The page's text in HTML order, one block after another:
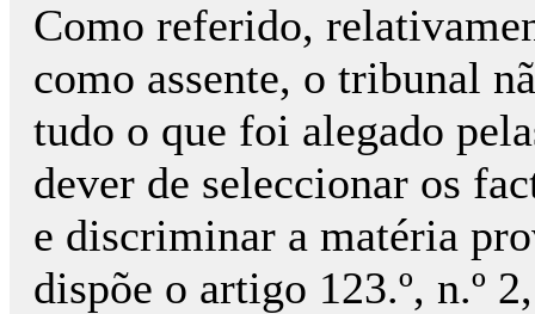
Como referido,
como assente, o tribunal
tudo o que foi alegado
dever de seleccionar os
e discriminar a matéria
dispõe o artigo 123.º, n.º